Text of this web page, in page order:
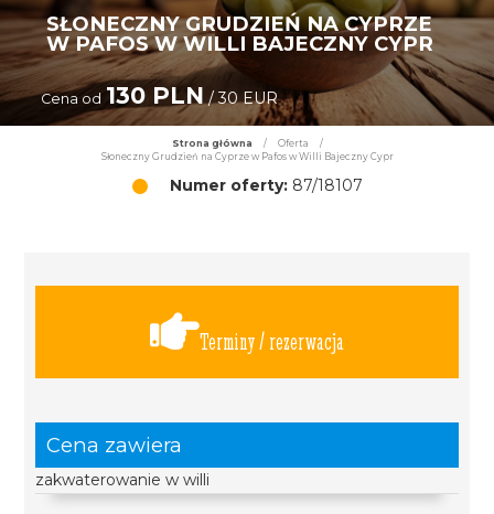
SŁONECZNY GRUDZIEŃ NA CYPRZE
W PAFOS W WILLI BAJECZNY CYPR
Cena od 130 PLN/ 30 EUR
Strona główna / Oferta
/
Słoneczny Grudzień na Cyprze w Pafos w Willi Bajeczny Cypr
Numer oferty:87/18107
Terminy / rezerwacja
Cena zawiera
zakwaterowanie w willi